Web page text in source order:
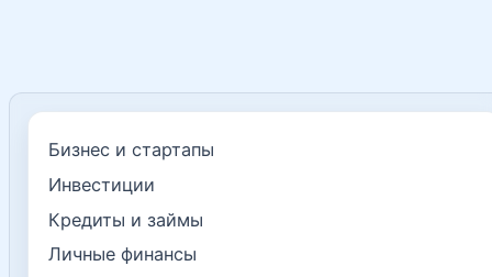
Бизнес и стартапы
Инвестиции
Кредиты и займы
Личные финансы